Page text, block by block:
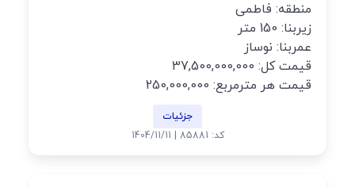
منطقه: فاطمی
زیربنا: 150 متر
عمربنا: نوساز
قیمت کل: 37,500,000,000
قیمت هر مترمربع: 250,000,000
جزئیات
کد: 85881 | 1404/11/11